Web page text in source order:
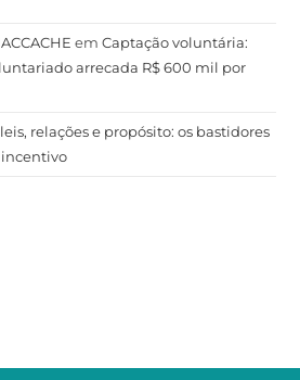
emCaptação voluntária:
arrecada R$ 600 mil por
relações e propósito: os bastidores
incentivo